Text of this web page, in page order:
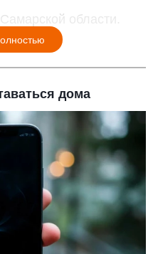
области.
дома